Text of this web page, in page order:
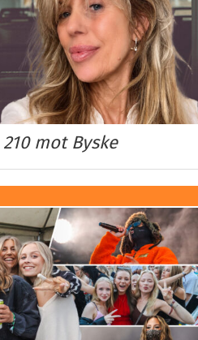
mot Byske